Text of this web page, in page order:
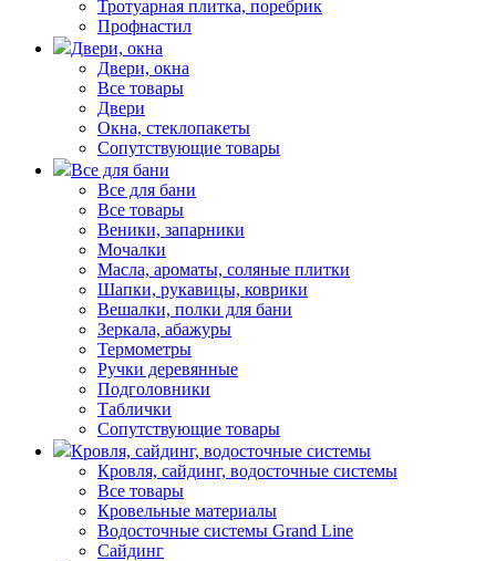
Тротуарная плитка, поребрик
Профнастил
Двери, окна
Двери, окна
Все товары
Двери
Окна, стеклопакеты
Сопутствующие товары
Все для бани
Все для бани
Все товары
Веники, запарники
Мочалки
Масла, ароматы, соляные плитки
Шапки, рукавицы, коврики
Вешалки, полки для бани
Зеркала, абажуры
Термометры
Ручки деревянные
Подголовники
Таблички
Сопутствующие товары
Кровля, сайдинг, водосточные системы
Кровля, сайдинг, водосточные системы
Все товары
Кровельные материалы
Водосточные системы Grand Line
Сайдинг